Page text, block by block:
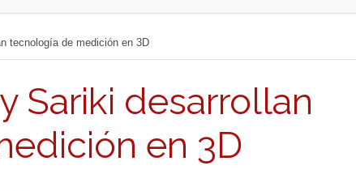
tecnología de medición en 3D
Sariki desarrollan
en 3D